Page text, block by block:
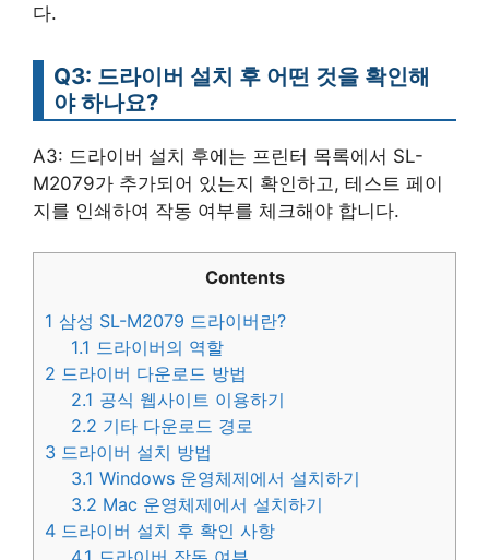
다.
Q3: 드라이버 설치 후 어떤 것을 확인해
야 하나요?
A3: 드라이버 설치 후에는 프린터 목록에서 SL-
M2079가 추가되어 있는지 확인하고, 테스트 페이
지를 인쇄하여 작동 여부를 체크해야 합니다.
Contents
1 삼성 SL-M2079 드라이버란?
1.1 드라이버의 역할
2 드라이버 다운로드 방법
2.1 공식 웹사이트 이용하기
2.2 기타 다운로드 경로
3 드라이버 설치 방법
3.1 Windows 운영체제에서 설치하기
3.2 Mac 운영체제에서 설치하기
4 드라이버 설치 후 확인 사항